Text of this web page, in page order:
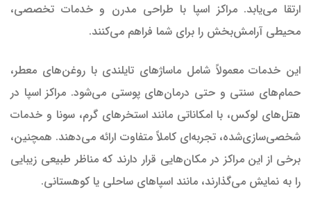
ارتقا می‌یابد. مراکز اسپا با طراحی مدرن و خدمات تخصصی،
محیطی آرامش‌بخش را برای شما فراهم می‌کنند.
این خدمات معمولاً شامل ماساژهای تایلندی با روغن‌های معطر،
حمام‌های سنتی و حتی درمان‌های پوستی می‌شود. مراکز اسپا در
هتل‌های لوکس، با امکاناتی مانند استخرهای گرم، سونا و خدمات
شخصی‌سازی‌شده، تجربه‌ای کاملاً متفاوت ارائه می‌دهند. همچنین،
برخی از این مراکز در مکان‌هایی قرار دارند که مناظر طبیعی زیبایی
را به نمایش می‌گذارند، مانند اسپاهای ساحلی یا کوهستانی.